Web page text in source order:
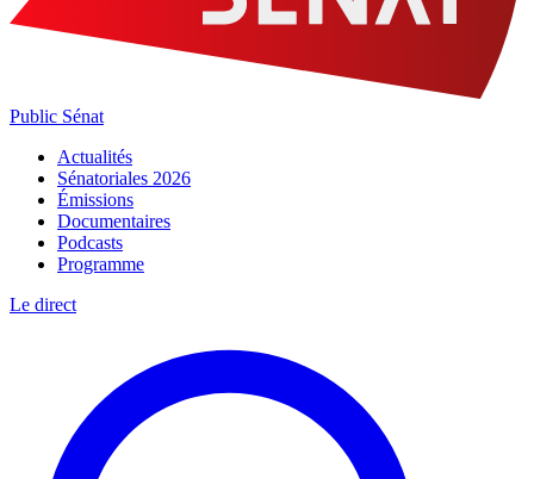
Public Sénat
Actualités
Sénatoriales 2026
Émissions
Documentaires
Podcasts
Programme
Le direct